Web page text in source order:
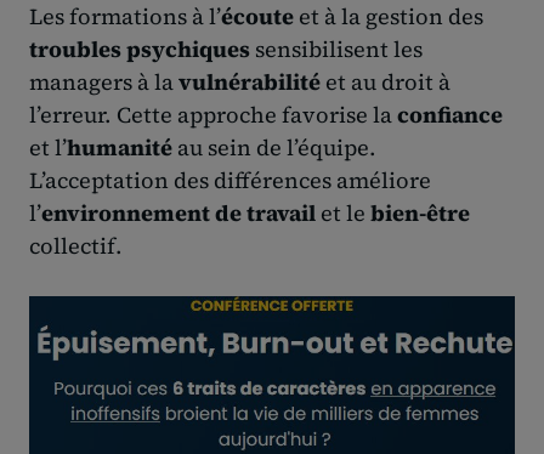
Les formations à l’écoute et à la gestion des
troubles psychiques sensibilisent les
managers à lavulnérabilité et au droit à
l’erreur. Cette approche favorise laconfiance
et l’humanité au sein de l’équipe.
L’acceptation des différences améliore
l’environnement de travail et le bien-être
collectif.